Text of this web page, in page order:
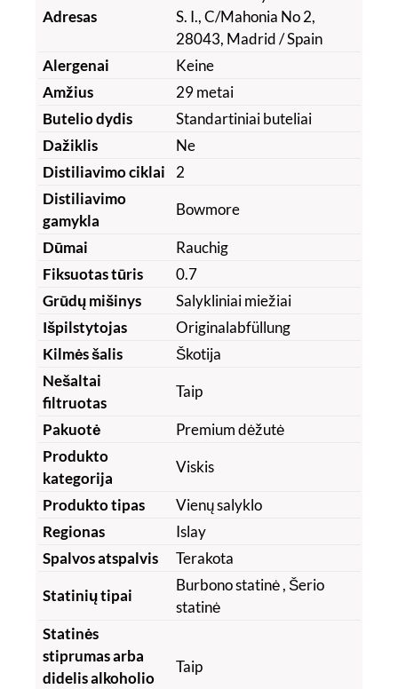
Adresas
S. I., C/Mahonia No 2,
28043, Madrid / Spain
Alergenai
Keine
Amžius
29 metai
Butelio dydis
Standartiniai buteliai
Dažiklis
Ne
Distiliavimo ciklai
2
Distiliavimo
gamykla
Bowmore
Dūmai
Rauchig
Fiksuotas tūris
0.7
Grūdų mišinys
Salykliniai miežiai
Išpilstytojas
Originalabfüllung
Kilmės šalis
Škotija
Nešaltai
filtruotas
Taip
Pakuotė
Premium dėžutė
Produkto
kategorija
Viskis
Produkto tipas
Vienų salyklo
Regionas
Islay
Spalvos atspalvis
Terakota
Statinių tipai
Burbono statinė, Šerio
statinė
Statinės
stiprumas arba
didelis alkoholio
Taip